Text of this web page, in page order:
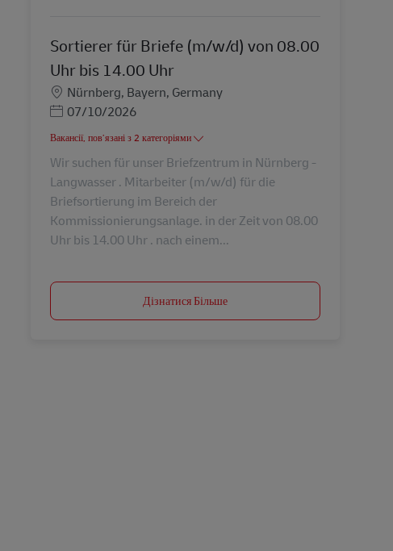
Sortierer für Briefe (m/w/d) von 08.00
Uhr bis 14.00 Uhr
Місцезнаходження
Nürnberg, Bayern, Germany
Posted Date
07/10/2026
Вакансії, пов’язані з 2 категоріями
Wir suchen für unser Briefzentrum in Nürnberg -
Langwasser . Mitarbeiter (m/w/d) für die
Briefsortierung im Bereich der
Kommissionierungsanlage. in der Zeit von 08.00
Uhr bis 14.00 Uhr . nach einem...
Дізнатися Більше